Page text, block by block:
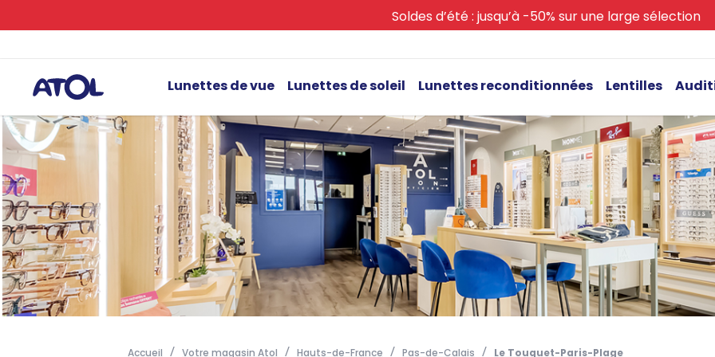
Soldes d’été : jusqu’à -50% sur une large sélection
Lunettes de vue Lunettes de soleil Lunettes reconditionnées Lentilles
Accueil Votre magasin Atol Hauts-de-France Pas-de-Calais Le Touquet-Paris-Plage